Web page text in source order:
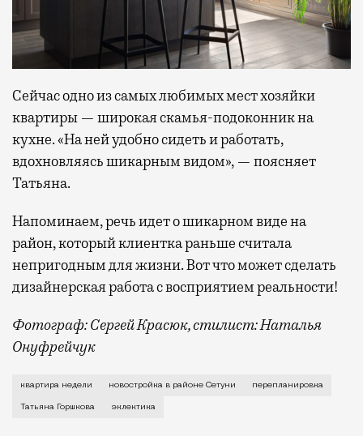
Сейчас одно из самых любимых мест хозяйки
квартиры — широкая скамья-подоконник на
кухне. «На ней удобно сидеть и работать,
вдохновляясь шикарным видом», — поясняет
Татьяна.
Напоминаем, речь идет о шикарном виде на
район, который клиентка раньше считала
непригодным для жизни. Вот что может сделать
дизайнерская работа с восприятием реальности!
Фотограф: Сергей Красюк, стилист: Наталья
Онуфрейчук
Нынешняя «квартира недели» — пример
квартира недели новостройка в районе Сетуни перепланировка
Татьяна Горшкова эклектика